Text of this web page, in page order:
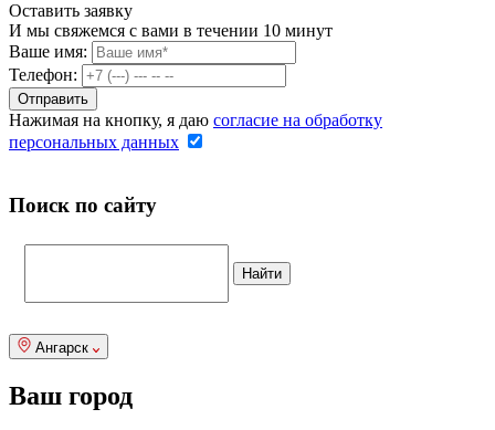
Оставить заявку
И мы свяжемся с вами в течении 10 минут
Ваше имя:
Телефон:
Нажимая на кнопку, я даю согласие на обработку
персональных данных
Поиск по сайту
Ангарск
Ваш город